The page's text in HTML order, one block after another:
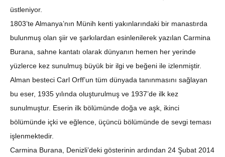
üstleniyor.
1803’te Almanya’nın Münih kenti yakınlarındaki bir manastırda
bulunmuş olan şiir ve şarkılardan esinlenilerek yazılan Carmina
Burana, sahne kantatı olarak dünyanın hemen her yerinde
yüzlerce kez sunulmuş büyük bir ilgi ve beğeni ile izlenmiştir.
Alman besteci Carl Orff’un tüm dünyada tanınmasını sağlayan
bu eser, 1935 yılında oluşturulmuş ve 1937’de ilk kez
sunulmuştur. Eserin ilk bölümünde doğa ve aşk, ikinci
bölümünde içki ve eğlence, üçüncü bölümünde de sevgi teması
işlenmektedir.
Carmina Burana, Denizli’deki gösterinin ardından 24 Şubat 2014